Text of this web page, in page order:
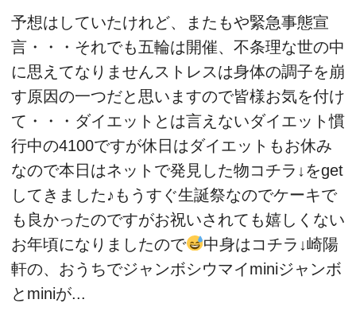
予想はしていたけれど、またもや緊急事態宣
言・・・それでも五輪は開催、不条理な世の中
に思えてなりませんストレスは身体の調子を崩
す原因の一つだと思いますので皆様お気を付け
て・・・ダイエットとは言えないダイエット慣
行中の4100ですが休日はダイエットもお休み
なので本日はネットで発見した物コチラ↓をget
してきました♪もうすぐ生誕祭なのでケーキで
も良かったのですがお祝いされても嬉しくない
お年頃になりましたので
中身はコチラ↓崎陽
軒の、おうちでジャンボシウマイminiジャンボ
とminiが...